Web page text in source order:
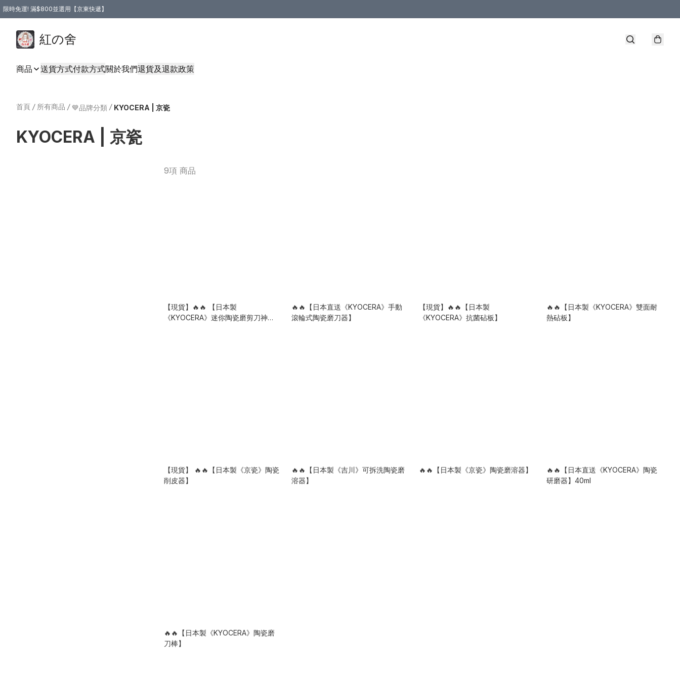
限時免運! 滿$800並選用【京東快遞】
紅の舍
商品 送貨方式付款方式關於我們退貨及退款政策
首頁 / 所有商品 / 💙品牌分類 / KYOCERA | 京瓷
KYOCERA | 京瓷
9項 商品
【現貨】🔥🔥 【日本製
《KYOCERA》迷你陶瓷磨剪刀神
🔥🔥【日本直送《KYOCERA》手動
滾輪式陶瓷磨刀器】
【現貨】🔥🔥【日本製
《KYOCERA》抗菌砧板】
🔥🔥【日本製《KYOCERA》雙面耐
熱砧板】
【現貨】 🔥🔥【日本製《京瓷》陶瓷
削皮器】
🔥🔥【日本製《吉川》可拆洗陶瓷磨
溶器】
🔥🔥【日本製《京瓷》陶瓷磨溶器】
🔥🔥【日本直送《KYOCERA》陶瓷
研磨器】40ml
🔥🔥【日本製《KYOCERA》陶瓷磨
刀棒】